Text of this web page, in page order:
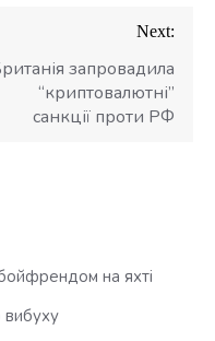
Next:
запровадила
“криптовалютні”
санкції проти РФ
на яхті
вибуху